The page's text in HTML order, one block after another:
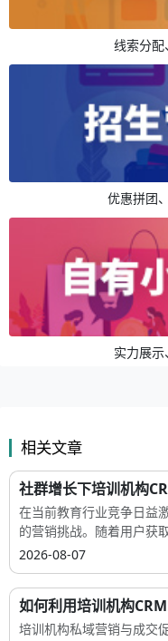
线索分
优惠拼团
实力展
相关文章
社群增长下培训机构
在当前教育行业竞争日益
的营销挑战。随着用户获
2026-08-07
如何利用培训机构
培训机构私域营销与成交